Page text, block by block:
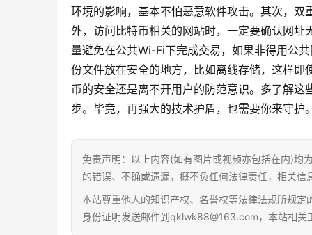
环境的影响，基本不怕恶意软件攻击。其次，双
外，访问比特币相关的网站时，一定要确认网
量避免在公共Wi-Fi下完成交易，如果非得用公
份文件放在安全的地方，比如离线存储，这样
币的安全还是离不开用户的防范意识。多了解
步。毕竟，再强大的技术护盾，也需要你来守护
免责声明：以上内容(如有图片或视频亦包括在内)均
的错误、不确或遗漏，概不负任何法律责任，相关信
本站尊重他人的知识产权、名誉权等法律法规所规
身份证明发送邮件到qklwk88@163.com，本站相关